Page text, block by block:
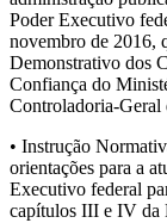
Poder Executivo
novembro de 2016,
Demonstrativo dos
Confiança do
Controladoria-Geral
• Instrução
orientações para a
Executivo federal
capítulos III e IV da